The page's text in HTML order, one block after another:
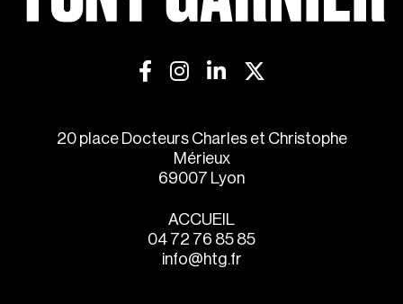
20 place Docteurs Charles et Christophe
Mérieux
69007 Lyon
ACCUEIL
04 72 76 85 85
info@htg.fr